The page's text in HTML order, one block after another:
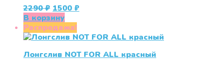
2290₽ Первоначальная
цена
составляла
2290 ₽.
1500 ₽Текущая
В корзину
Распродажа!
Лонгслив NOT FOR ALL красный